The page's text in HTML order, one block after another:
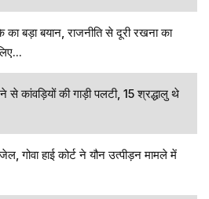
बड़ा बयान, राजनीति से दूरी रखना का
कांवड़ियों की गाड़ी पलटी, 15 श्रद्धालु थे
गोवा हाई कोर्ट ने यौन उत्पीड़न मामले में